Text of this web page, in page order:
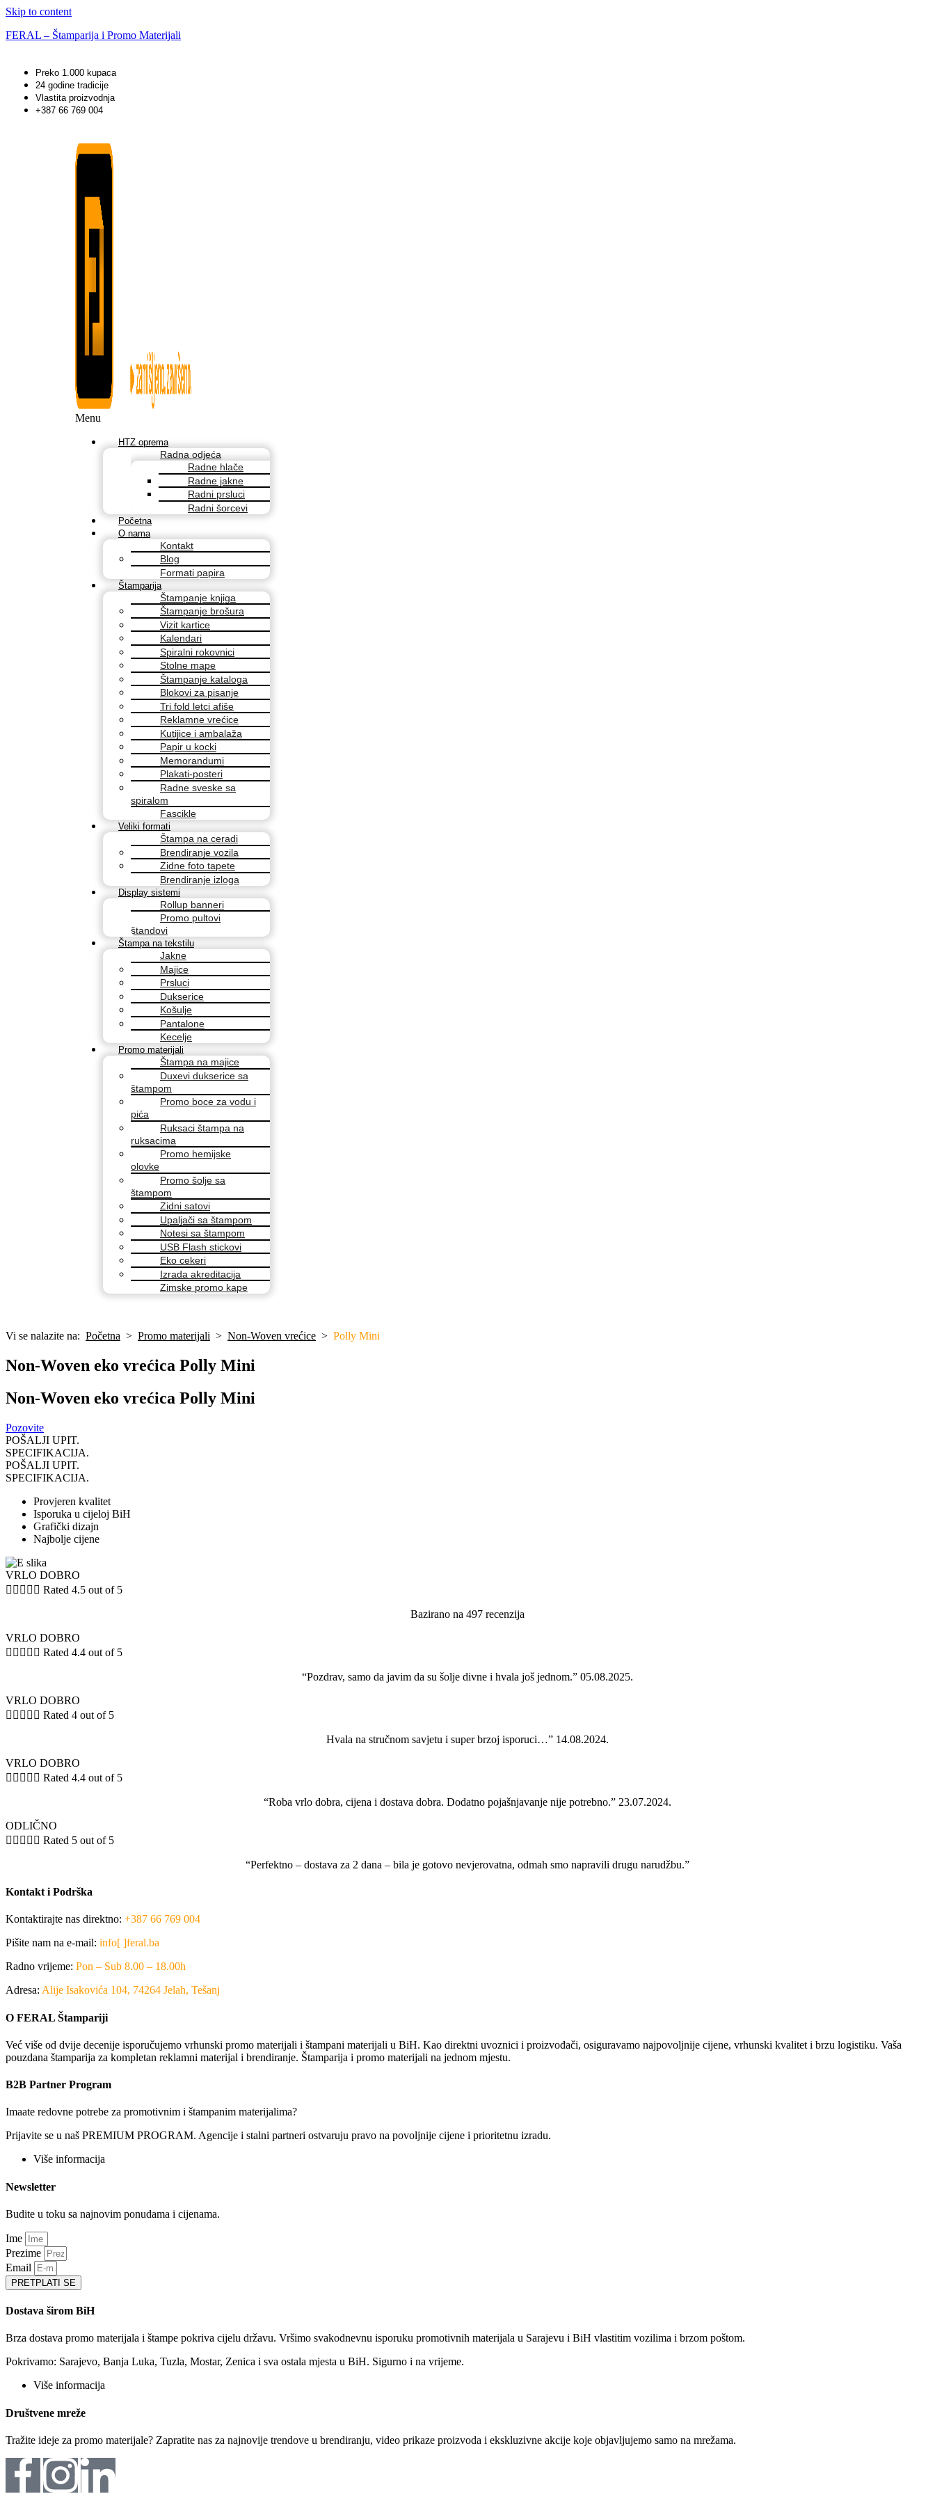
Skip to content
FERAL – Štamparija i Promo Materijali
Preko 1.000 kupaca
24 godine tradicije
Vlastita proizvodnja
+387 66 769 004
Menu
HTZ oprema
Radna odjeća
Radne hlače
Radne jakne
Radni prsluci
Radni šorcevi
Početna
O nama
Kontakt
Blog
Formati papira
Štamparija
Štampanje knjiga
Štampanje brošura
Vizit kartice
Kalendari
Spiralni rokovnici
Stolne mape
Štampanje kataloga
Blokovi za pisanje
Tri fold letci afiše
Reklamne vrećice
Kutijice i ambalaža
Papir u kocki
Memorandumi
Plakati-posteri
Radne sveske sa
spiralom
Fascikle
Veliki formati
Štampa na ceradi
Brendiranje vozila
Zidne foto tapete
Brendiranje izloga
Display sistemi
Rollup banneri
Promo pultovi
štandovi
Štampa na tekstilu
Jakne
Majice
Prsluci
Dukserice
Košulje
Pantalone
Kecelje
Promo materijali
Štampa na majice
Duxevi dukserice sa
štampom
Promo boce za vodu i
pića
Ruksaci štampa na
ruksacima
Promo hemijske
olovke
Promo šolje sa
štampom
Zidni satovi
Upaljači sa štampom
Notesi sa štampom
USB Flash stickovi
Eko cekeri
Izrada akreditacija
Zimske promo kape
Vi se nalazite na: Početna > Promo materijali > Non-Woven vrećice > Polly Mini
Non-Woven eko vrećica Polly Mini
Non-Woven eko vrećica Polly Mini
Pozovite
POŠALJI UPIT.
SPECIFIKACIJA.
POŠALJI UPIT.
SPECIFIKACIJA.
Provjeren kvalitet
Isporuka u cijeloj BiH
Grafički dizajn
Najbolje cijene
VRLO DOBRO
     Rated 4.5 out of 5
Bazirano na 497 recenzija
VRLO DOBRO
     Rated 4.4 out of 5
“Pozdrav, samo da javim da su šolje divne i hvala još jednom.” 05.08.2025.
VRLO DOBRO
     Rated 4 out of 5
Hvala na stručnom savjetu i super brzoj isporuci…” 14.08.2024.
VRLO DOBRO
     Rated 4.4 out of 5
“Roba vrlo dobra, cijena i dostava dobra. Dodatno pojašnjavanje nije potrebno.” 23.07.2024.
ODLIČNO
     Rated 5 out of 5
“Perfektno – dostava za 2 dana – bila je gotovo nevjerovatna, odmah smo napravili drugu narudžbu.”
Kontakt i Podrška
Kontaktirajte nas direktno: +387 66 769 004
Pišite nam na e-mail: info[ ]feral.ba
Radno vrijeme: Pon – Sub 8.00 – 18.00h
Adresa: Alije Isakovića 104, 74264 Jelah, Tešanj
O FERAL Štampariji
Već više od dvije decenije isporučujemo vrhunski promo materijali i štampani materijali u BiH. Kao direktni uvoznici i proizvođači, osiguravamo najpovoljnije cijene, vrhunski kvalitet i brzu logistiku. Vaša
pouzdana štamparija za kompletan reklamni materijal i brendiranje. Štamparija i promo materijali na jednom mjestu.
B2B Partner Program
Imaate redovne potrebe za promotivnim i štampanim materijalima?
Prijavite se u naš PREMIUM PROGRAM. Agencije i stalni partneri ostvaruju pravo na povoljnije cijene i prioritetnu izradu.
Više informacija
Newsletter
Budite u toku sa najnovim ponudama i cijenama.
Ime
Prezime
Email
PRETPLATI SE
Dostava širom BiH
Brza dostava promo materijala i štampe pokriva cijelu državu. Vršimo svakodnevnu isporuku promotivnih materijala u Sarajevu i BiH vlastitim vozilima i brzom poštom.
Pokrivamo: Sarajevo, Banja Luka, Tuzla, Mostar, Zenica i sva ostala mjesta u BiH. Sigurno i na vrijeme.
Više informacija
Društvene mreže
Tražite ideje za promo materijale? Zapratite nas za najnovije trendove u brendiranju, video prikaze proizvoda i ekskluzivne akcije koje objavljujemo samo na mrežama.